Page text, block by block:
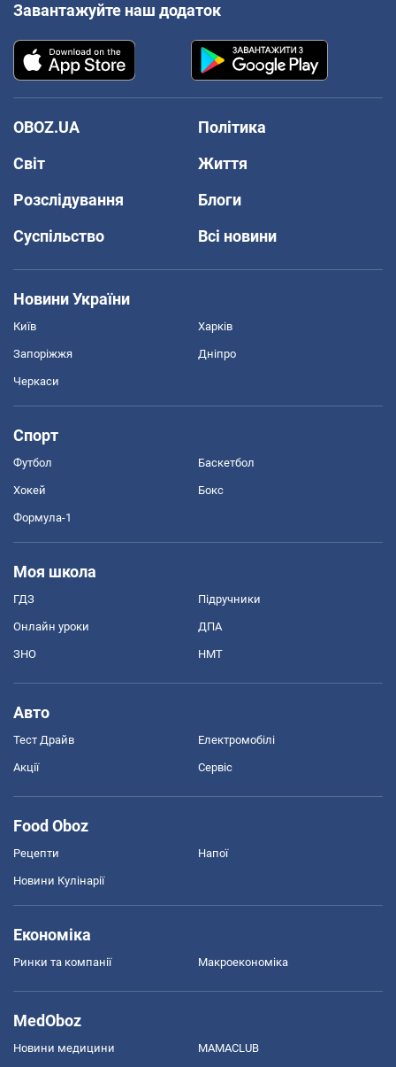
Завантажуйте наш додаток
OBOZ.UA
Політика
Світ
Життя
Розслідування
Блоги
Суспільство
Всі новини
Новини України
Київ Харків
Запоріжжя Дніпро
Черкаси
Спорт
Футбол Баскетбол
Хокей Бокс
Формула-1
Моя школа
ГДЗ Підручники
Онлайн уроки ДПА
ЗНО НМТ
Авто
Тест Драйв Електромобілі
Акції Сервіс
Food Oboz
Рецепти Напої
Новини Кулінарії
Економіка
Ринки та компанії Макроекономіка
MedOboz
Новини медицини MAMACLUB